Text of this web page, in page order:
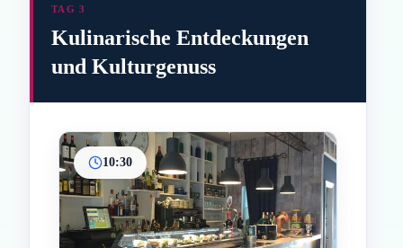
InicioParadas intermedias
Final
TAG 3
Kulinarische Entdeckungen
und Kulturgenuss
10:30